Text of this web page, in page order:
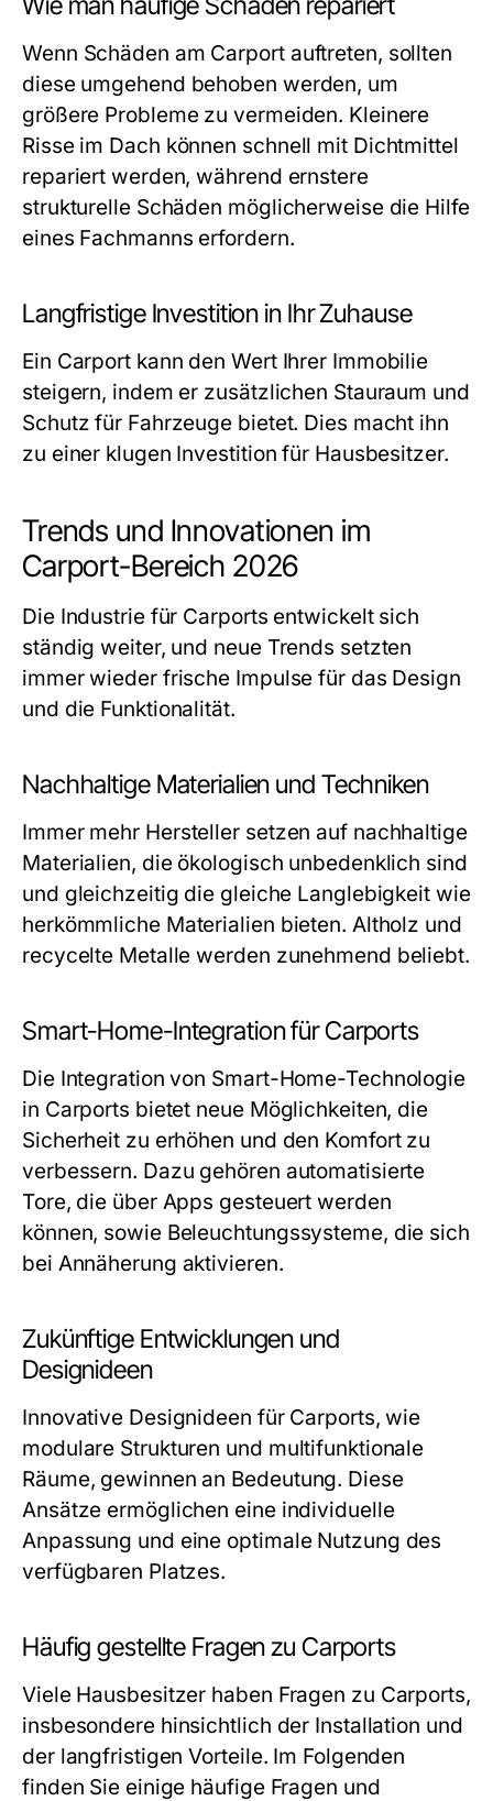
Wenn Schäden am Carport auftreten, sollten
diese umgehend behoben werden, um
größere Probleme zu vermeiden. Kleinere
Risse im Dach können schnell mit Dichtmittel
repariert werden, während ernstere
strukturelle Schäden möglicherweise die Hilfe
eines Fachmanns erfordern.
Langfristige Investition in Ihr Zuhause
Ein Carport kann den Wert Ihrer Immobilie
steigern, indem er zusätzlichen Stauraum und
Schutz für Fahrzeuge bietet. Dies macht ihn
zu einer klugen Investition für Hausbesitzer.
Trends und Innovationen im
Carport-Bereich 2026
Die Industrie für Carports entwickelt sich
ständig weiter, und neue Trends setzten
immer wieder frische Impulse für das Design
und die Funktionalität.
Nachhaltige Materialien und Techniken
Immer mehr Hersteller setzen auf nachhaltige
Materialien, die ökologisch unbedenklich sind
und gleichzeitig die gleiche Langlebigkeit wie
herkömmliche Materialien bieten. Altholz und
recycelte Metalle werden zunehmend beliebt.
Smart-Home-Integration für Carports
Die Integration von Smart-Home-Technologie
in Carports bietet neue Möglichkeiten, die
Sicherheit zu erhöhen und den Komfort zu
verbessern. Dazu gehören automatisierte
Tore, die über Apps gesteuert werden
können, sowie Beleuchtungssysteme, die sich
bei Annäherung aktivieren.
Zukünftige Entwicklungen und
Designideen
Innovative Designideen für Carports, wie
modulare Strukturen und multifunktionale
Räume, gewinnen an Bedeutung. Diese
Ansätze ermöglichen eine individuelle
Anpassung und eine optimale Nutzung des
verfügbaren Platzes.
Häufig gestellte Fragen zu Carports
Viele Hausbesitzer haben Fragen zu Carports,
insbesondere hinsichtlich der Installation und
der langfristigen Vorteile. Im Folgenden
finden Sie einige häufige Fragen und